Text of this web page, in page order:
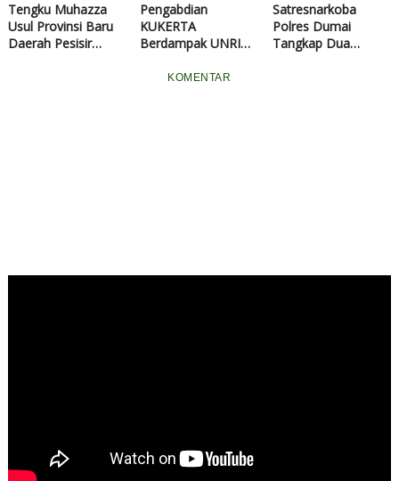
Tengku Muhazza
Usul Provinsi Baru
Daerah Pesisir
Pengabdian
KUKERTA
Berdampak UNRI
Digital dan
Satresnarkoba
Polres Dumai
Tangkap Dua
KOMENTAR